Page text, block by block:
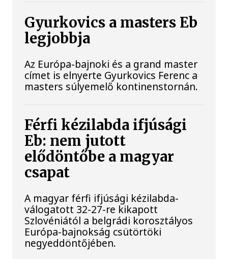
Gyurkovics a masters Eb
legjobbja
Az Európa-bajnoki és a grand master
címet is elnyerte Gyurkovics Ferenc a
masters súlyemelő kontinenstornán.
Férfi kézilabda ifjúsági
Eb: nem jutott
elődöntőbe a magyar
csapat
A magyar férfi ifjúsági kézilabda-
válogatott 32-27-re kikapott
Szlovéniától a belgrádi korosztályos
Európa-bajnokság csütörtöki
negyeddöntőjében.